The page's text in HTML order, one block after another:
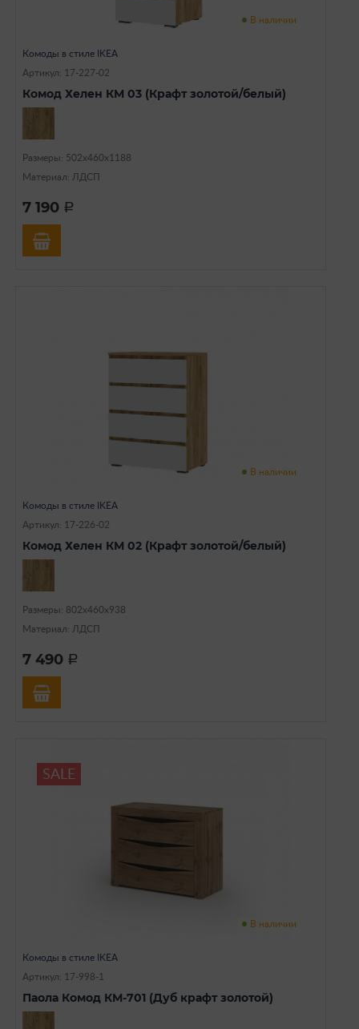
В наличии
Комоды в стиле IKEA
Артикул: 17-227-02
Комод Хелен КМ 03 (Крафт золотой/белый)
Размеры: 502х460х1188
Материал: ЛДСП
7 190 a
В наличии
Комоды в стиле IKEA
Артикул: 17-226-02
Комод Хелен КМ 02 (Крафт золотой/белый)
Размеры: 802х460х938
Материал: ЛДСП
7 490 a
SALE
В наличии
Комоды в стиле IKEA
Артикул: 17-998-1
Паола Комод КМ-701 (Дуб крафт золотой)